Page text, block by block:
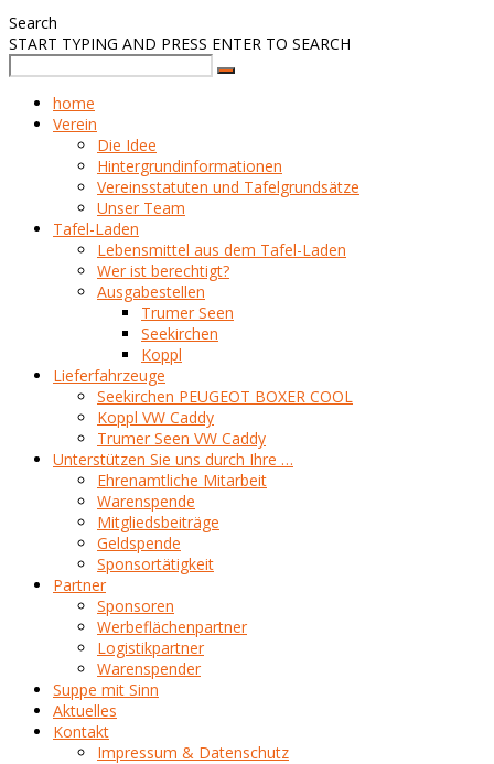
Search
START TYPING AND PRESS ENTER TO SEARCH
home
Verein
Die Idee
Hintergrundinformationen
Vereinsstatuten und Tafelgrundsätze
Unser Team
Tafel-Laden
Lebensmittel aus dem Tafel-Laden
Wer ist berechtigt?
Ausgabestellen
Trumer Seen
Seekirchen
Koppl
Lieferfahrzeuge
Seekirchen PEUGEOT BOXER COOL
Koppl VW Caddy
Trumer Seen VW Caddy
Unterstützen Sie uns durch Ihre …
Ehrenamtliche Mitarbeit
Warenspende
Mitgliedsbeiträge
Geldspende
Sponsortätigkeit
Partner
Sponsoren
Werbeflächenpartner
Logistikpartner
Warenspender
Suppe mit Sinn
Aktuelles
Kontakt
Impressum & Datenschutz